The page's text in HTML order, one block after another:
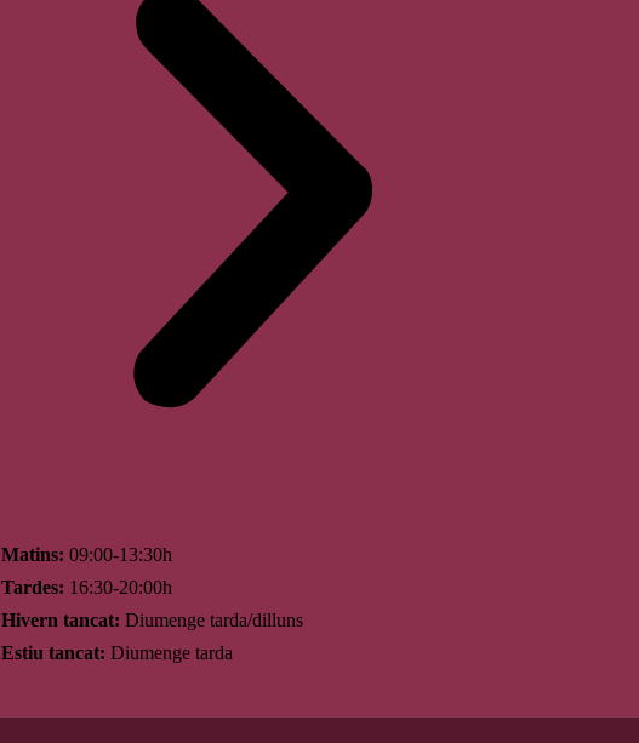
Matins: 09:00-13:30h
Tardes: 16:30-20:00h
Hivern tancat: Diumenge tarda/dilluns
Estiu tancat: Diumenge tarda